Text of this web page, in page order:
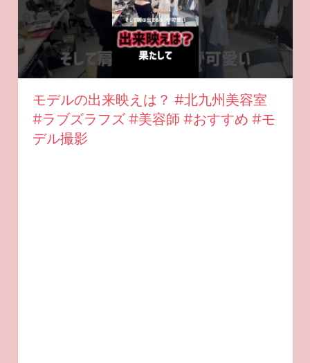
モデルの出来映えは？ #北九州美容室
#ラブズラフズ #美容師 #おすすめ #モ
デル撮影